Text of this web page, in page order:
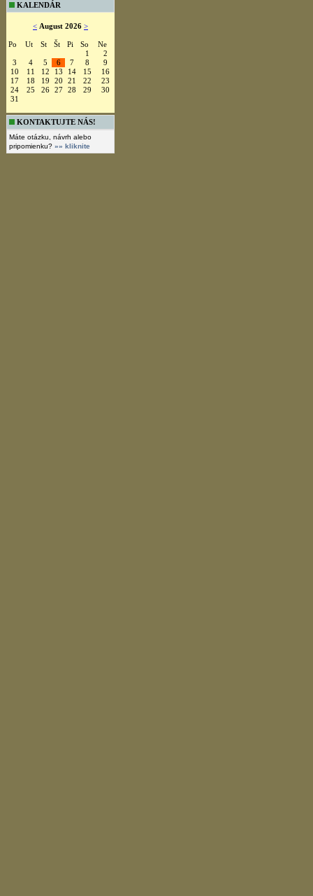
KALENDÁR
< August 2026 >
Po Ut St Št Pi So
Ne
1
2
3
4 5 6 7 8
9
10
11 12 13 14 15
16
17
18 19 20 21 22
23
24
25 26 27 28 29
30
31
KONTAKTUJTE NÁS!
Máte otázku, návrh alebo
pripomienku? »» kliknite